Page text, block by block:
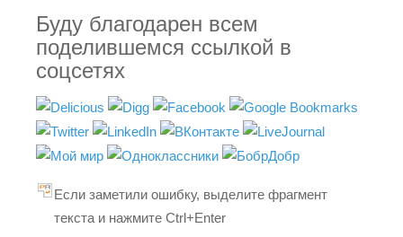
Буду благодарен всем
поделившемся ссылкой в
соцсетях
Если заметили ошибку, выделите фрагмент
текста и нажмите Ctrl+Enter